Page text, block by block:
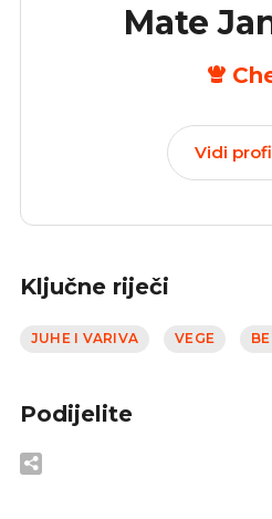
Mate
Vidi
Ključne riječi
JUHE I VARIVA VEGE
Podijelite